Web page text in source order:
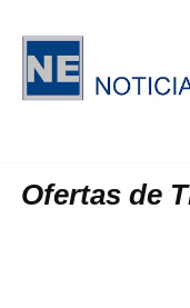
Ofertas de